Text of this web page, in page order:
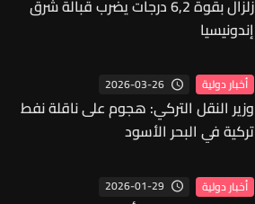
زلزال بقوة 6,2 درجات يضرب قبالة شرق
إندونيسيا
أخبار دولية 2026-03-26
وزير النقل التركي: هجوم على ناقلة نفط
تركية في البحر الأسود​
أخبار دولية 2026-01-29